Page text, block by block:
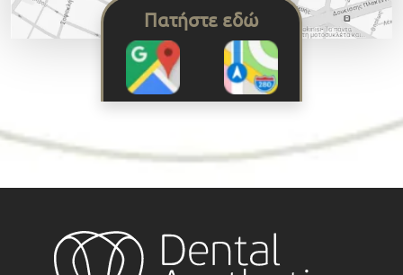
Πατήστε εδώ